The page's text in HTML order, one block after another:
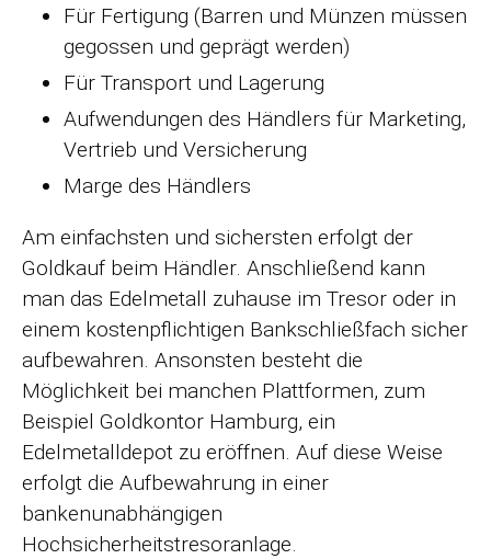
Für Fertigung (Barren und Münzen müssen
gegossen und geprägt werden)
Für Transport und Lagerung
Aufwendungen des Händlers für Marketing,
Vertrieb und Versicherung
Marge des Händlers
Am einfachsten und sichersten erfolgt der
Goldkauf beim Händler. Anschließend kann
man das Edelmetall zuhause im Tresor oder in
einem kostenpflichtigen Bankschließfach sicher
aufbewahren. Ansonsten besteht die
Möglichkeit bei manchen Plattformen, zum
Beispiel Goldkontor Hamburg, ein
Edelmetalldepot zu eröffnen. Auf diese Weise
erfolgt die Aufbewahrung in einer
bankenunabhängigen
Hochsicherheitstresoranlage.